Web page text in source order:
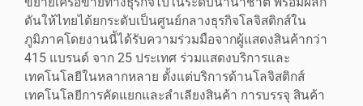
ดันให้ไทยได้ยกระดับเป็นศูนย์กลางธุรกิจโลจิสติกส์ใน
ภูมิภาคโดยงานนี้ได้รับความร่วมมือจากผู้แสดงสินค้ากว่า
415 แบรนด์ จาก 25 ประเทศ ร่วมแสดงบริการและ
เทคโนโลยีในหลากหลาย ตั้งแต่บริการด้านโลจิสติกส์
เทคโนโลยีการคัดแยกและลําเลียงสินค้า การบรรจุ สินค้า